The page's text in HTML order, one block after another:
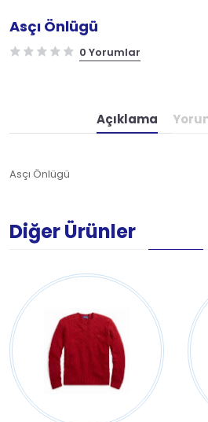
Asçı Önlügü
0 Yorumlar
Açıklama
Asçı Önlügü
Diğer Ürünler